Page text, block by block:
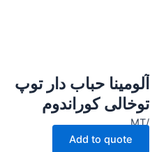
آلومینا حباب دار توپ
توخالی کوراندوم
/MT
Add to quote